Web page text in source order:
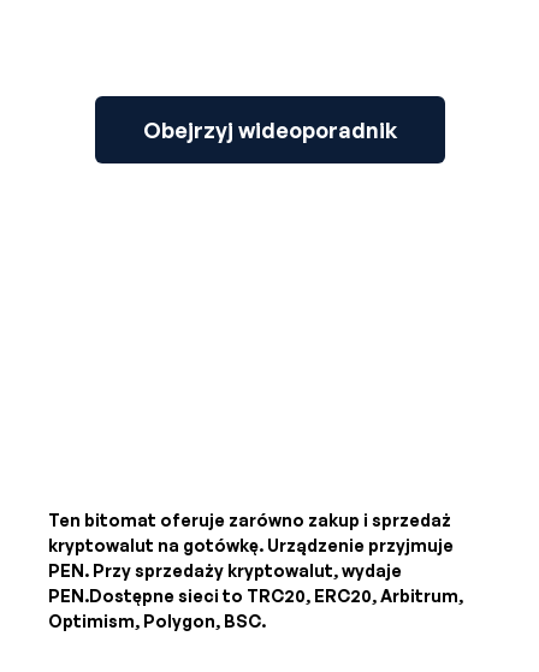
Obejrzyj wideoporadnik
Ten bitomat oferuje zarówno zakup i sprzedaż
kryptowalut na gotówkę. Urządzenie przyjmuje
PEN. Przy sprzedaży kryptowalut, wydaje
PEN.Dostępne sieci to TRC20, ERC20, Arbitrum,
Optimism, Polygon, BSC.